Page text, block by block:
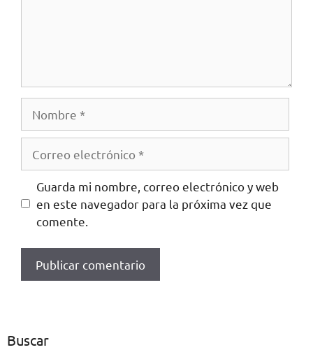
Guarda mi nombre, correo electrónico y web
en este navegador para la próxima vez que
comente.
Buscar